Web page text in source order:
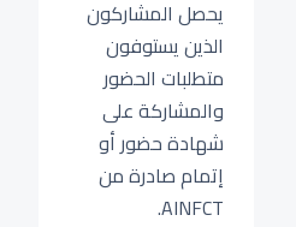
يحصل المشاركون
الذين يستوفون
متطلبات الحضور
والمشاركة على
شهادة حضور أو
إتمام صادرة من
AINFCT.